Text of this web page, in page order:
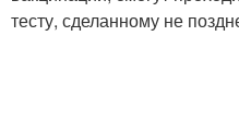
тесту, сделанному не